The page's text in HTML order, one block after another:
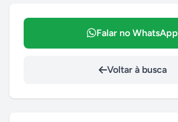
Falar no WhatsApp
Voltar à busca